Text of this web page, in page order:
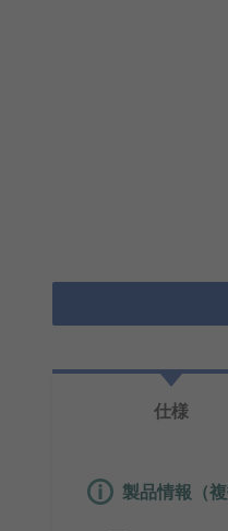
仕様
製品情報（